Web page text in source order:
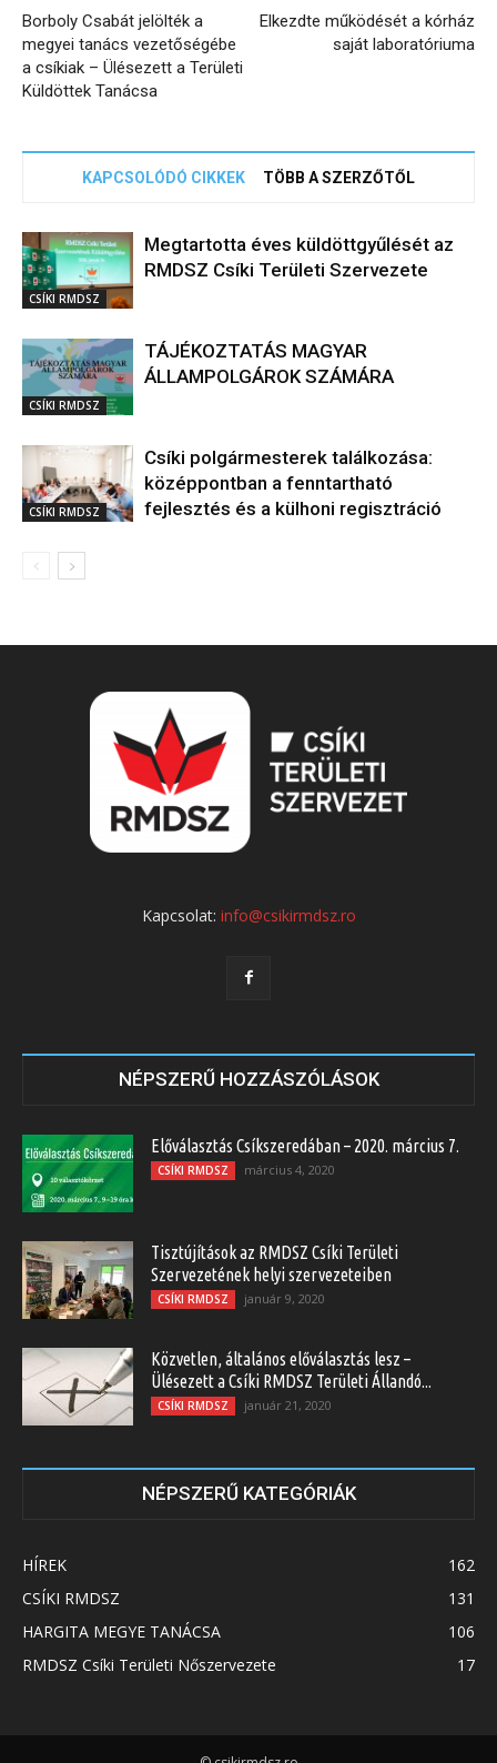
Borboly Csabát jelölték a
megyei tanács vezetőségébe
a csíkiak – Ülésezett a Területi
Küldöttek Tanácsa
Elkezdte működését a kórház
saját laboratóriuma
KAPCSOLÓDÓ CIKKEK TÖBB A SZERZŐTŐL
CSÍKI RMDSZ
Megtartotta éves küldöttgyűlését az
RMDSZ Csíki Területi Szervezete
CSÍKI RMDSZ
TÁJÉKOZTATÁS MAGYAR
ÁLLAMPOLGÁROK SZÁMÁRA
CSÍKI RMDSZ
Csíki polgármesterek találkozása:
középpontban a fenntartható
fejlesztés és a külhoni regisztráció
Kapcsolat: info@csikirmdsz.ro
NÉPSZERŰ HOZZÁSZÓLÁSOK
Előválasztás Csíkszeredában – 2020. március 7.
CSÍKI RMDSZ március 4, 2020
Tisztújítások az RMDSZ Csíki Területi
Szervezetének helyi szervezeteiben
CSÍKI RMDSZ január 9, 2020
Közvetlen, általános előválasztás lesz –
Ülésezett a Csíki RMDSZ Területi Állandó...
CSÍKI RMDSZ január 21, 2020
NÉPSZERŰ KATEGÓRIÁK
HÍREK
162
CSÍKI RMDSZ
131
HARGITA MEGYE TANÁCSA
106
RMDSZ Csíki Területi Nőszervezete
17